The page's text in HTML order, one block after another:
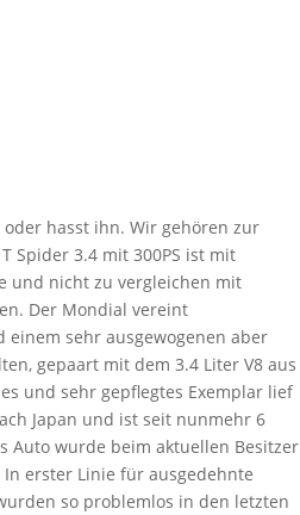
hasst ihn. Wir gehören zur
Spider 3.4 mit 300PS ist mit
und nicht zu vergleichen mit
Der Mondial vereint
sehr ausgewogenen aber
gepaart mit dem 3.4 Liter V8 aus
und sehr gepflegtes Exemplar lief
Japan und ist seit nunmehr 6
Auto wurde beim aktuellen Besitzer
erster Linie für ausgedehnte
so problemlos in den letzten